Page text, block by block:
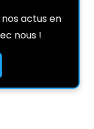
actus en
nous !